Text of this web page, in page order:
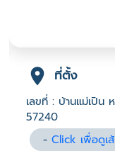
ที่ตั้ง
เลขที่ : บ้านแม่เปิน
57240
-Click เพื่อดูเ